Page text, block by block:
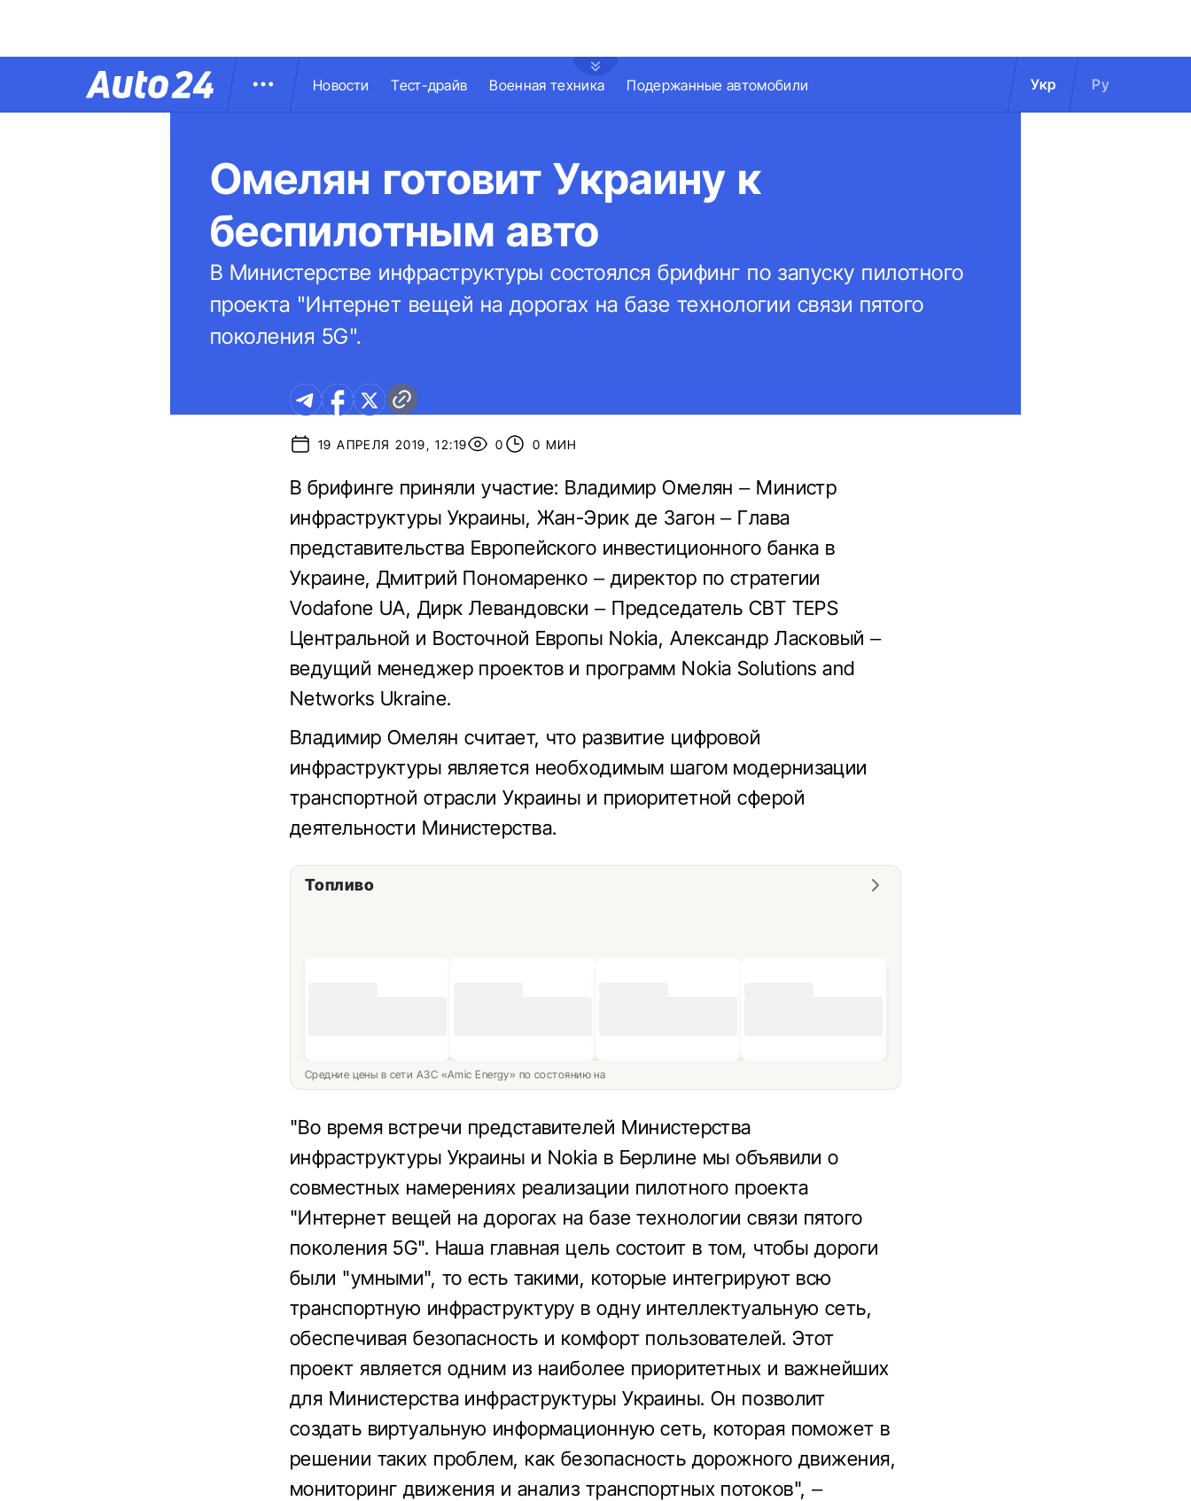
Новости Тест-драйв Военная техника Подержанные автомобили Укр Ру
Омелян готовит Украину к
беспилотным авто
В Министерстве инфраструктуры состоялся брифинг по запуску пилотного
проекта "Интернет вещей на дорогах на базе технологии связи пятого
поколения 5G".
19 АПРЕЛЯ 2019, 12:19 0 0 МИН
В брифинге приняли участие: Владимир Омелян – Министр
инфраструктуры Украины, Жан-Эрик де Загон – Глава
представительства Европейского инвестиционного банка в
Украине, Дмитрий Пономаренко – директор по стратегии
Vodafone UA, Дирк Левандовски – Председатель CBT TEPS
Центральной и Восточной Европы Nokia, Александр Ласковый –
ведущий менеджер проектов и программ Nokia Solutions and
Networks Ukraine.
Владимир Омелян считает, что развитие цифровой
инфраструктуры является необходимым шагом модернизации
транспортной отрасли Украины и приоритетной сферой
деятельности Министерства.
Топливо
Средние цены в сети АЗС «Amic Energy» по состоянию на
"Во время встречи представителей Министерства
инфраструктуры Украины и Nokia в Берлине мы объявили о
совместных намерениях реализации пилотного проекта
"Интернет вещей на дорогах на базе технологии связи пятого
поколения 5G". Наша главная цель состоит в том, чтобы дороги
были "умными", то есть такими, которые интегрируют всю
транспортную инфраструктуру в одну интеллектуальную сеть,
обеспечивая безопасность и комфорт пользователей. Этот
проект является одним из наиболее приоритетных и важнейших
для Министерства инфраструктуры Украины. Он позволит
создать виртуальную информационную сеть, которая поможет в
решении таких проблем, как безопасность дорожного движения,
мониторинг движения и анализ транспортных потоков", –